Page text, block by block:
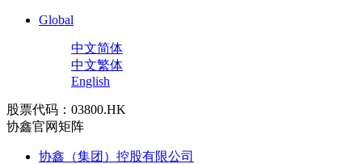
Global
中文简体
中文繁体
English
股票代码：03800.HK
协鑫官网矩阵
协鑫（集团）控股有限公司